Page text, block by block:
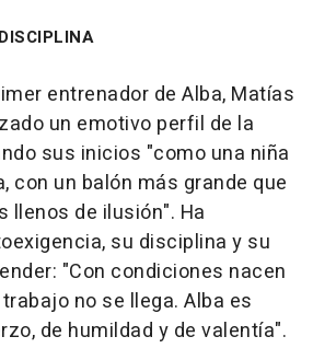
entrenador de Alba, Matías
un emotivo perfil de la
sus inicios "como una niña
con un balón más grande que
llenos de ilusión". Ha
su disciplina y su
"Con condiciones nacen
no se llega. Alba es
de humildad y de valentía".